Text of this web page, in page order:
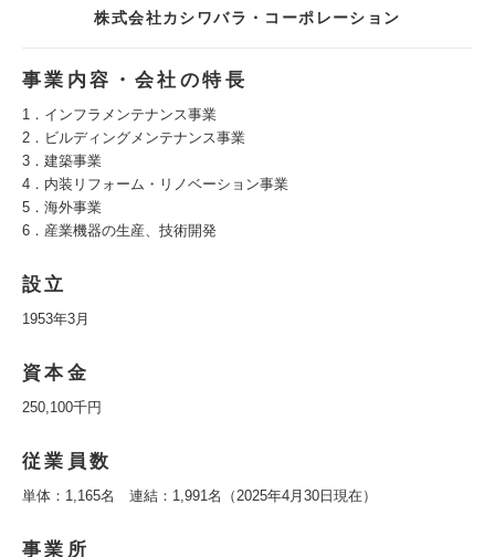
株式会社カシワバラ・コーポレーション
事業内容・会社の特長
1．インフラメンテナンス事業
2．ビルディングメンテナンス事業
3．建築事業
4．内装リフォーム・リノベーション事業
5．海外事業
6．産業機器の生産、技術開発
設立
1953年3月
資本金
250,100千円
従業員数
単体：1,165名 連結：1,991名（2025年4月30日現在）
事業所